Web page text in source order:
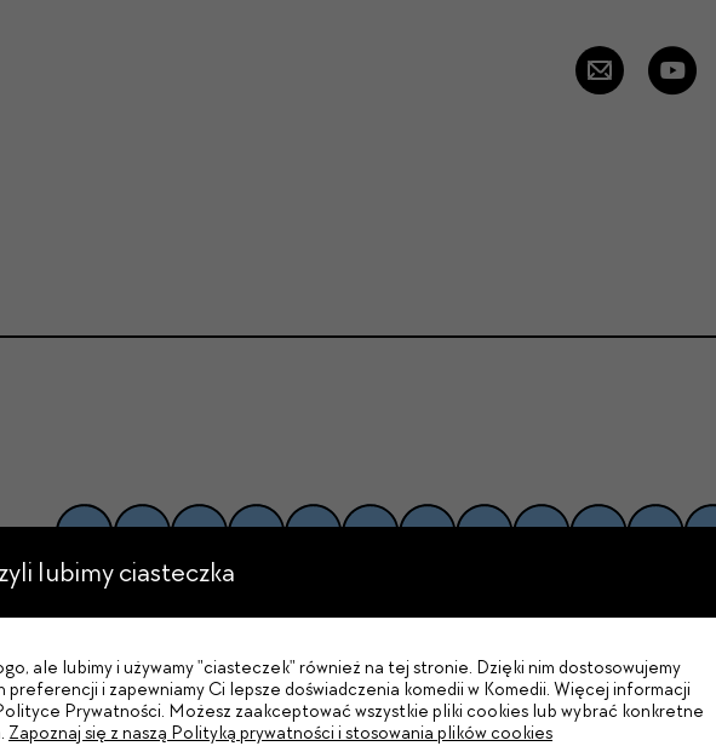
Wyrażam zgodę na wiadomości od Teatru Komedia.Więcej
lubimy ciasteczka
ale lubimy i używamy "ciasteczek" również na tej stronie. Dzięki nim dostosowujemy
preferencji i zapewniamy Ci lepsze doświadczenia komedii w Komedii. Więcej informacji
Prywatności. Możesz zaakceptować wszystkie pliki cookies lub wybrać konkretne
Zapoznaj się z naszą Polityką prywatności i stosowania plików cookies